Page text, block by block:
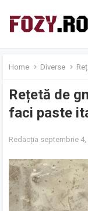
Home Diverse
Rețetă de
faci paste
Redacția septembrie 4,